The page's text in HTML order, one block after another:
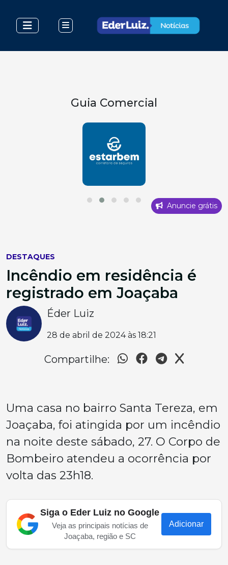
Guia Comercial
Anuncie grátis
DESTAQUES
Incêndio em residência é
registrado em Joaçaba
Éder Luiz
28 de abril de 2024 às 18:21
Compartilhe:
Uma casa no bairro Santa Tereza, em
Joaçaba, foi atingida por um incêndio
na noite deste sábado, 27. O Corpo de
Bombeiro atendeu a ocorrência por
volta das 23h18.
Siga o Eder Luiz no Google
Veja as principais notícias de
Joaçaba, região e SC
Adicionar